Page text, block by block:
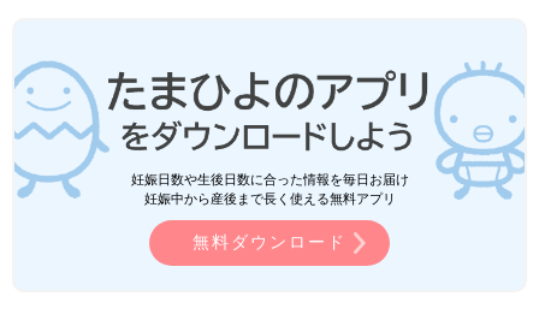
妊娠日数や生後日数に合った情報を毎日お届け
妊娠中から産後まで長く使える無料アプリ
無料ダウンロード